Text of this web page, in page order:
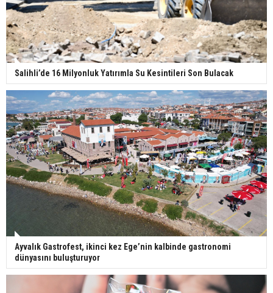
Salihli’de 16 Milyonluk Yatırımla Su Kesintileri Son Bulacak
Ayvalık Gastrofest, ikinci kez Ege’nin kalbinde gastronomi
dünyasını buluşturuyor